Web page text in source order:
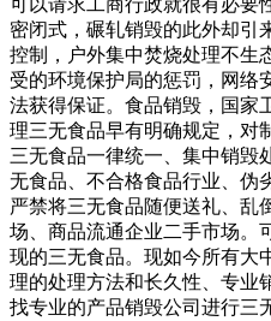
可以请求工商行政就很有必要
密闭式，碾轧销毁的此外却引
控制，户外集中焚烧处理不生
受的环境保护局的惩罚，网络
法获得保证。食品销毁，国家
理三无食品早有明确规定，对
三无食品一律统一、集中销毁
无食品、不合格食品行业、伪
严禁将三无食品随便送礼、乱
场、商品流通企业二手市场。
现的三无食品。现如今所有大
理的处理方法和长久性、专业
找专业的产品销毁公司进行三